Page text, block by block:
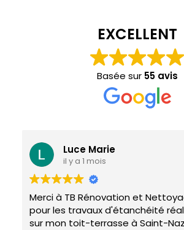
EXCELLENT
Basée sur 55 avis
et Nettoyage
d'étanchéité réalisés
à Saint-Nazaire.